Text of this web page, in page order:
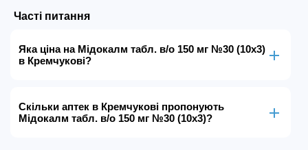
Часті питання
Яка ціна на Мідокалм табл. в/о 150 мг №30 (10х3)
в Кремчукові?
Скільки аптек в Кремчукові пропонують
Мідокалм табл. в/о 150 мг №30 (10х3)?